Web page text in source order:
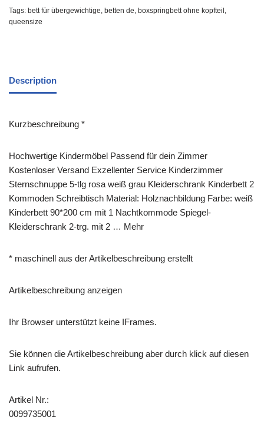
Tags: bett für übergewichtige, betten de, boxspringbett ohne kopfteil ,
queensize
Description
Kurzbeschreibung *
Hochwertige Kindermöbel Passend für dein Zimmer
Kostenloser Versand Exzellenter Service Kinderzimmer
Sternschnuppe 5-tlg rosa weiß grau Kleiderschrank Kinderbett 2
Kommoden Schreibtisch Material: Holznachbildung Farbe: weiß
Kinderbett 90*200 cm mit 1 Nachtkommode Spiegel-
Kleiderschrank 2-trg. mit 2 … Mehr
* maschinell aus der Artikelbeschreibung erstellt
Artikelbeschreibung anzeigen
Ihr Browser unterstützt keine IFrames.
Sie können die Artikelbeschreibung aber durch klick auf diesen
Link aufrufen.
Artikel Nr.:
0099735001